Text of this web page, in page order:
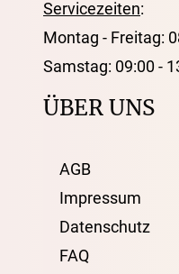
Servicezeiten:
Montag - Freitag:
Samstag: 09:00 -
ÜBER UNS
AGB
Impressum
Datenschutz
FAQ